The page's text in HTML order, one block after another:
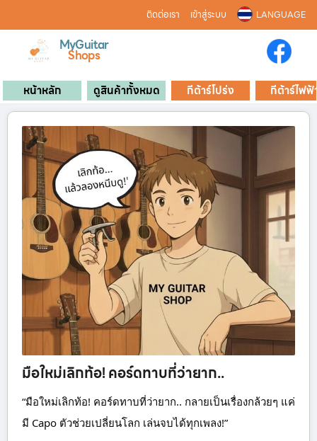
ติดต่อเรา เข้าสู่ระบบ LANGUAGE
MyGuitar
Shops
หน้าหลัก ดูสินค้าทั้งหมด กีต้าร์โปร่ง กีต้าร์ไฟฟ้
มือใหม่เลิกท้อ! คอร์ดทาบที่ว่ายาก..
“มือใหม่เลิกท้อ! คอร์ดทาบที่ว่ายาก.. กลายเป็นเรื่องกล้วยๆ แค่
มี Capo ตัวช่วยเปลี่ยนโลก เล่นจบได้ทุกเพลง!”